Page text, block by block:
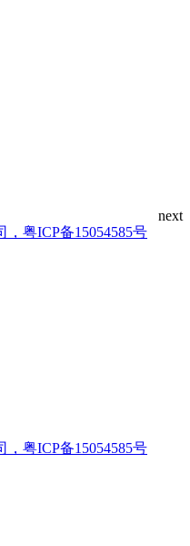
粤ICP备15054585号
粤ICP备15054585号